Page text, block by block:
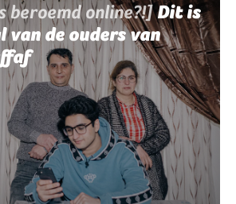
beroemd online?!]Dit is
van de ouders van